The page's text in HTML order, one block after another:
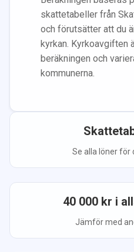
skattetabeller från
och förutsätter att du
kyrkan. Kyrkoavgiften
beräkningen och
kommunerna.
Se alla löner för
40 000 kr i
Jämför med